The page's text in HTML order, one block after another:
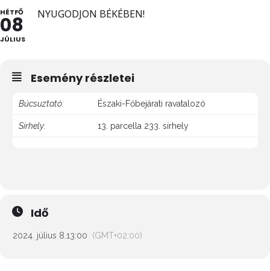
HÉTFŐ
08
JÚLIUS
NYUGODJON BÉKÉBEN!
Esemény részletei
Búcsuztató: Északi-Főbejárati ravatalozó
Sírhely: 13. parcella 233. sírhely
Idő
2024. július 8. 13:00 (GMT+02:00)